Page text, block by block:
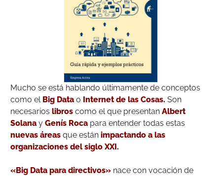
Mucho se está hablando últimamente de conceptos
como el Big Data o Internet de las Cosas. Son
necesarios libros como el que presentan Albert
Solana y Genís Roca para entender todas estas
nuevas áreas que están impactando a las
organizaciones del siglo XXI.
«Big Data para directivos» nace con vocación de